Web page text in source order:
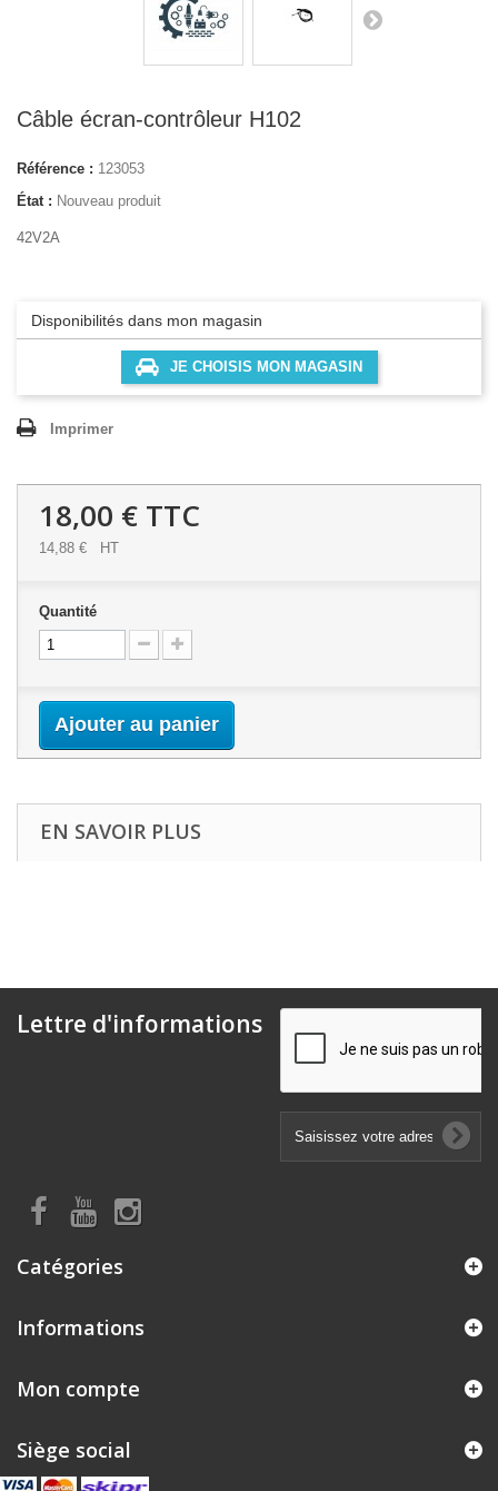
Câble écran-contrôleur H102
Référence : 123053
État : Nouveau produit
42V2A
Disponibilités dans mon magasin
JE CHOISIS MON MAGASIN
Imprimer
18,00 € TTC
14,88 € HT
Quantité
Ajouter au panier
EN SAVOIR PLUS
Lettre d'informations
Catégories
Informations
Mon compte
Siège social